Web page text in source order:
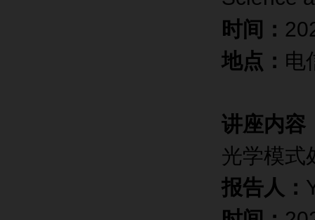
时间：
地点： 电
讲座内容
光学模式
报告人：